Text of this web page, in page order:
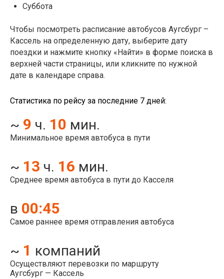
Суббота
Чтобы посмотреть расписание автобусов Аугсбург –
Кассель на определенную дату, выберите дату
поездки и нажмите кнопку «Найти» в форме поиска в
верхней части страницы, или кликните по нужной
дате в календаре справа.
Статистика по рейсу за последние 7 дней:
~ 9 ч. 10 мин.
Минимальное время автобуса в пути
~ 13 ч. 16 мин.
Среднее время автобуса в пути до Касселя
в 00:45
Самое раннее время отправления автобуса
~ 1 компаний
Осуществляют перевозки по маршруту
Аугсбург — Кассель